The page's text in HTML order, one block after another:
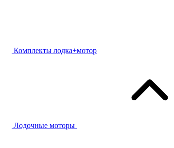
Комплекты лодка+мотор
Лодочные моторы